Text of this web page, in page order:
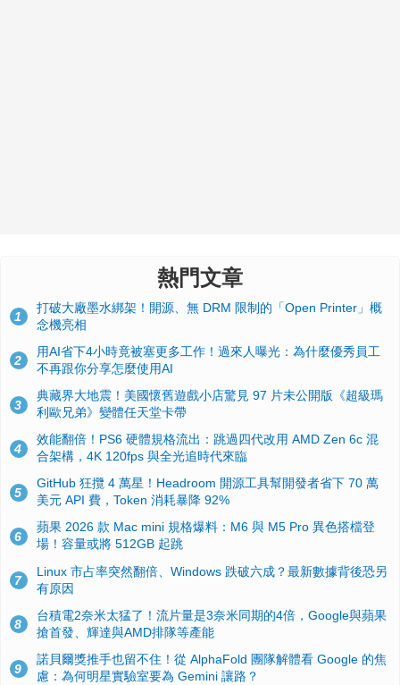
熱門文章
1
打破大廠墨水綁架！開源、無 DRM 限制的「Open Printer」概
念機亮相
2
用AI省下4小時竟被塞更多工作！過來人曝光：為什麼優秀員工
不再跟你分享怎麼使用AI
3
典藏界大地震！美國懷舊遊戲小店驚見 97 片未公開版《超級瑪
利歐兄弟》變體任天堂卡帶
4
效能翻倍！PS6 硬體規格流出：跳過四代改用 AMD Zen 6c 混
合架構，4K 120fps 與全光追時代來臨
5
GitHub 狂攬 4 萬星！Headroom 開源工具幫開發者省下 70 萬
美元 API 費，Token 消耗暴降 92%
6
蘋果 2026 款 Mac mini 規格爆料：M6 與 M5 Pro 異色搭檔登
場！容量或將 512GB 起跳
7
Linux 市占率突然翻倍、Windows 跌破六成？最新數據背後恐另
有原因
8
台積電2奈米太猛了！流片量是3奈米同期的4倍，Google與蘋果
搶首發、輝達與AMD排隊等產能
9
諾貝爾獎推手也留不住！從 AlphaFold 團隊解體看 Google 的焦
慮：為何明星實驗室要為 Gemini 讓路？